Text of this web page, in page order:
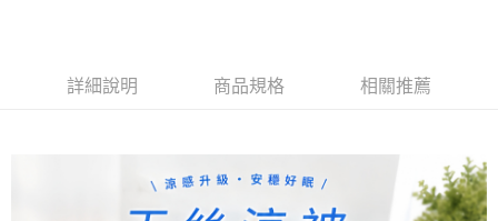
詳細說明 商品規格 相關推薦